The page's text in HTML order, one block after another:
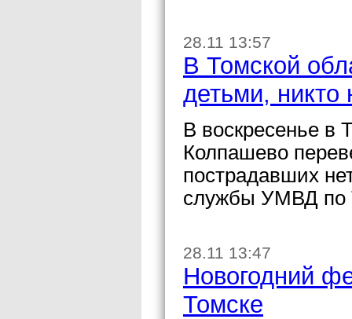
28.11 13:57
В Томской
детьми, никто
В воскресенье в
Колпашево
пострадавших
службы УМВД по
28.11 13:47
Новогодний
Томске